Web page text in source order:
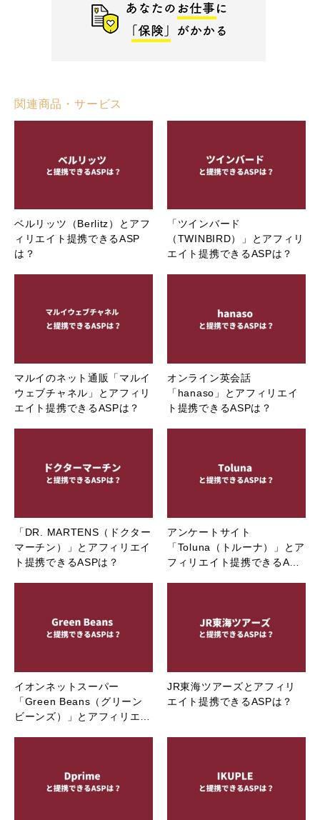
関連商品・サービス
ベルリッツ（Berlitz）とアフ
ィリエイト提携できるASP
は？
「ツインバード
（TWINBIRD）」とアフィリ
エイト提携できるASPは？
マルイのネット通販「マルイ
ウェブチャネル」とアフィリ
エイト提携できるASPは？
オンライン英会話
「hanaso」とアフィリエイ
ト提携できるASPは？
「DR. MARTENS（ドクター
マーチン）」とアフィリエイ
ト提携できるASPは？
アンケートサイト
「Toluna（トルーナ）」とア
フィリエイト提携できるA…
イオンネットスーパー
「Green Beans（グリーン
ビーンズ）」とアフィリエ…
JR東海ツアーズとアフィリ
エイト提携できるASPは？